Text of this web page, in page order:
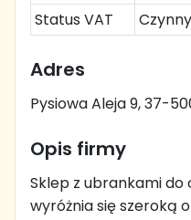
Status VAT
Czynny
Adres
Pysiowa Aleja 9, 37-
Opis firmy
Sklep z ubrankami do
wyróżnia się szeroką